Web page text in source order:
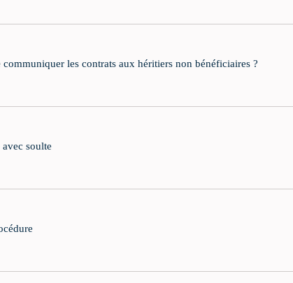
les contrats aux héritiers non bénéficiaires ?
soulte